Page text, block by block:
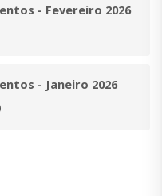
- Fevereiro 2026
- Janeiro 2026